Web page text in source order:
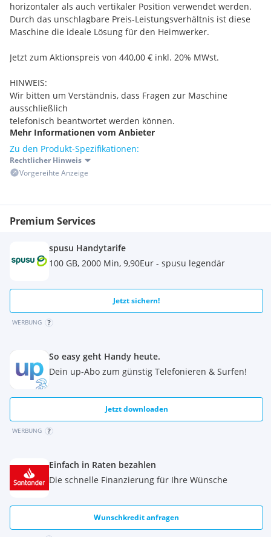
horizontaler als auch vertikaler Position verwendet werden.
Durch das unschlagbare Preis-Leistungsverhältnis ist diese
Maschine die ideale Lösung für den Heimwerker.
Jetzt zum Aktionspreis von 440,00 € inkl. 20% MWst.
HINWEIS:
Wir bitten um Verständnis, dass Fragen zur Maschine
ausschließlich
telefonisch beantwortet werden können.
Mehr Informationen vom Anbieter
Zu den Produkt-Spezifikationen:
Rechtlicher Hinweis
Vorgereihte Anzeige
Premium Services
spusu Handytarife
100 GB, 2000 Min, 9,90Eur - spusu legendär
Jetzt sichern!
WERBUNG
So easy geht Handy heute.
Dein up-Abo zum günstig Telefonieren & Surfen!
Jetzt downloaden
WERBUNG
Einfach in Raten bezahlen
Die schnelle Finanzierung für Ihre Wünsche
Wunschkredit anfragen